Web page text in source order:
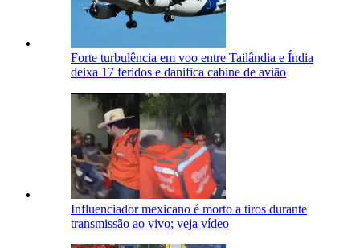
Forte turbulência em voo entre Tailândia e Índia
deixa 17 feridos e danifica cabine de avião
Influenciador mexicano é morto a tiros durante
transmissão ao vivo; veja vídeo